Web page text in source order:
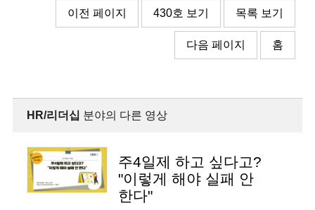
이전 페이지 430호 보기 목록 보기
다음 페이지 홈
HR/리더십 분야의 다른 영상
주4일제 하고 싶다고?
"이렇게 해야 실패 안
한다"